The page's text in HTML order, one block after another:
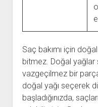
Saç bakımı için
bitmez. Doğal yağlar
vazgeçilmez bir
doğal yağı seçerek
başladığınızda,